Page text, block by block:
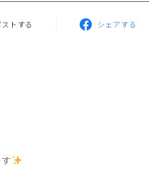
トする シェアする